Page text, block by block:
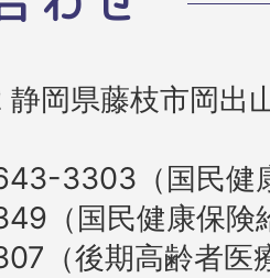
岡県藤枝市岡出
3303（国民健
（国民健康保険
（後期高齢者医